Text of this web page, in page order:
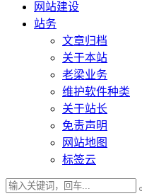
网站建设
站务
文章归档
关于本站
老梁业务
维护软件种类
关于站长
免责声明
网站地图
标签云